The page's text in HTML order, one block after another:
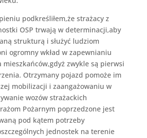
podkreśliłem,że strażacy z
OSP trwają w determinacji,aby
strukturą i służyć ludziom
ogromny wkład w zapewnianiu
mieszkańców,gdyż zwykle są pierwsi
Otrzymany pojazd pomoże im
mobilizacji i zaangażowaniu w
wozów strażackich
Pożarnym poprzedzone jest
pod kątem potrzeby
jednostek na terenie